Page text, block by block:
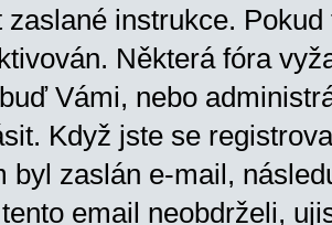
zaslané instrukce.
Některá fóra
Vámi, nebo
Když jste se
byl zaslán e-mail,
email neobdrželi,